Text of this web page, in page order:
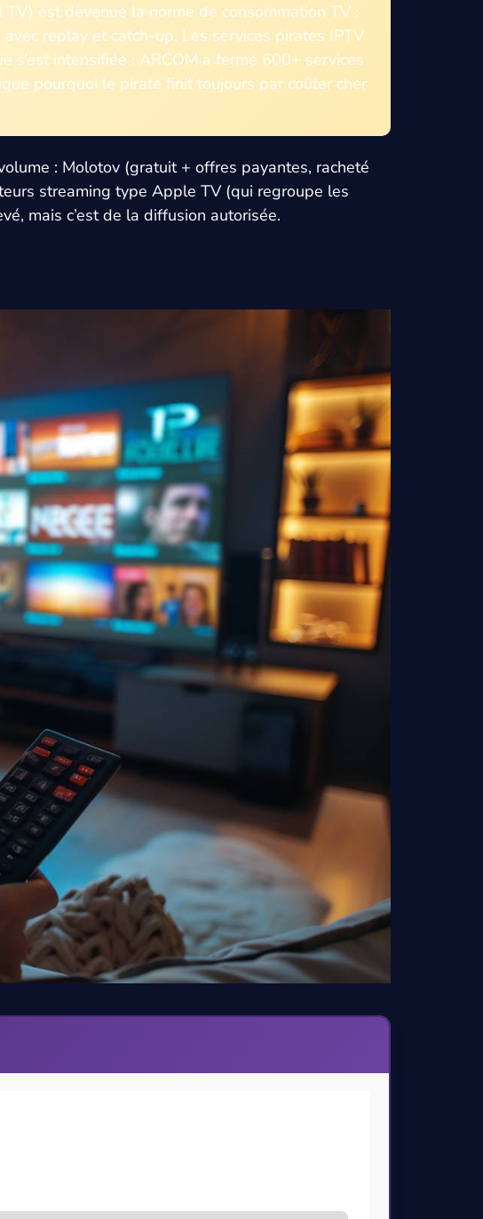
TV) est devenue la norme de consommation TV :
replay et catch-up. Les services pirates IPTV
intensifiée : ARCOM a fermé 600+ services
pourquoi le pirate finit toujours par coûter cher
: Molotov (gratuit + offres payantes, racheté
streaming type Apple TV (qui regroupe les
mais c’est de la diffusion autorisée.